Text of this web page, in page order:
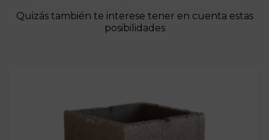
Quizás también te interese tener en cuenta estas
posibilidades